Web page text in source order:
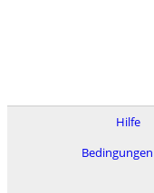
Hilfe
Bedingungen